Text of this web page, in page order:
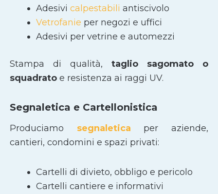
Adesivi calpestabili antiscivolo
Vetrofanie per negozi e uffici
Adesivi per vetrine e automezzi
Stampa di qualità, taglio sagomato
o
squadrato e resistenza ai raggi UV.
Segnaletica e Cartellonistica
Produciamo segnaletica per aziende,
cantieri, condomini e spazi privati:
Cartelli di divieto, obbligo e pericolo
Cartelli cantiere e informativi